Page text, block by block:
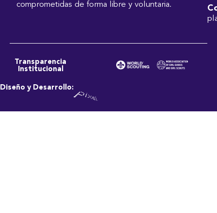
comprometidas de forma libre y voluntaria.
Transparencia
Institucional
Diseño y Desarrollo: